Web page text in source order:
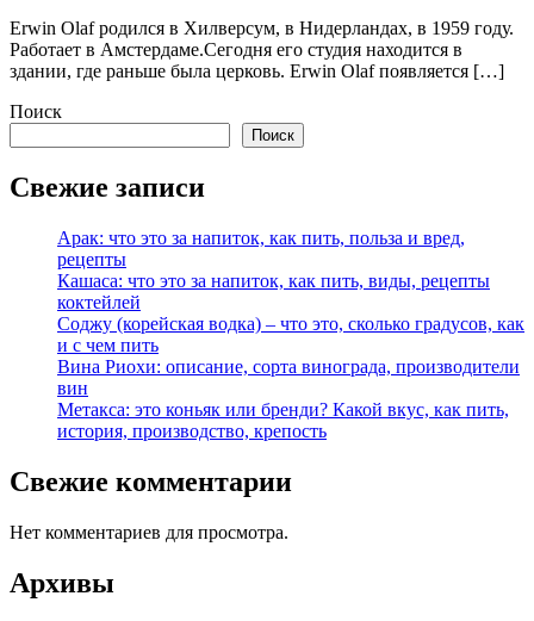
Erwin Olaf родился в Хилверсум, в Нидерландах, в 1959 году.
Работает в Амстердаме.Сегодня его студия находится в
здании, где раньше была церковь. Erwin Olaf появляется […]
Поиск
Поиск
Свежие записи
Арак: что это за напиток, как пить, польза и вред,
рецепты
Кашаса: что это за напиток, как пить, виды, рецепты
коктейлей
Соджу (корейская водка) – что это, сколько градусов, как
и с чем пить
Вина Риохи: описание, сорта винограда, производители
вин
Метакса: это коньяк или бренди? Какой вкус, как пить,
история, производство, крепость
Свежие комментарии
Нет комментариев для просмотра.
Архивы